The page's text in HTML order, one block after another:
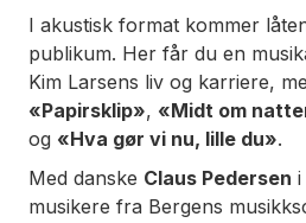
I akustisk format kommer
publikum. Her får du en
Kim Larsens liv og karriere,
«Papirsklip», «Midt om
og «Hva gør vi nu, lille du».
Med danske Claus Pedersen i
musikere fra Bergens